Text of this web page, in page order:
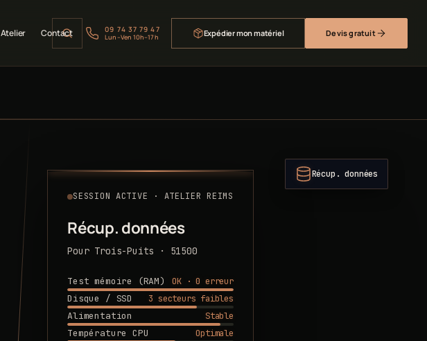
Atelier Contact 09 74 37 79 47
Lun–Ven 10h–17h Expédier mon matériel Devis gratuit
SESSION ACTIVE · ATELIER REIMS
Récup. données
Pour Trois-Puits · 51500
Test mémoire (RAM)
OK · 0 erreur
Disque / SSD
3 secteurs faibles
Alimentation
Stable
Température CPU
Optimale
Récup. données